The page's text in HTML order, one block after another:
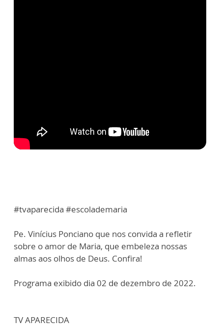
#tvaparecida #escolademaria
Pe. Vinícius Ponciano que nos convida a refletir
sobre o amor de Maria, que embeleza nossas
almas aos olhos de Deus. Confira!
Programa exibido dia 02 de dezembro de 2022.
TV APARECIDA